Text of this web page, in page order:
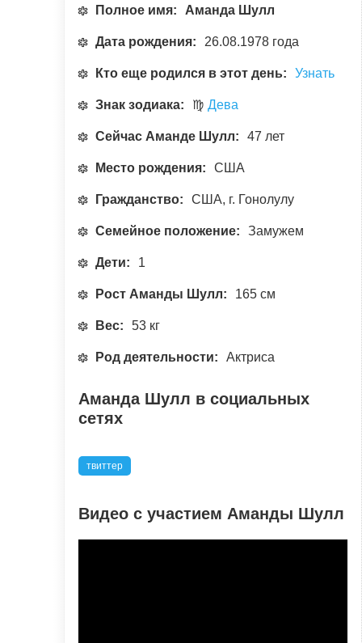
Полное имя: Аманда Шулл
Дата рождения: 26.08.1978 года
Кто еще родился в этот день: Узнать
Знак зодиака: ♍ Дева
Сейчас Аманде Шулл: 47 лет
Место рождения: США
Гражданство: США, г. Гонолулу
Семейное положение: Замужем
Дети: 1
Рост Аманды Шулл: 165 см
Вес: 53 кг
Род деятельности: Актриса
Аманда Шулл в социальных
сетях
твиттер
Видео с участием Аманды Шулл